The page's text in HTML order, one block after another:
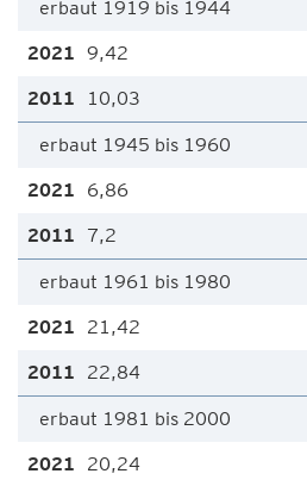
erbaut 1919 bis 1944
9,42
10,03
erbaut 1945 bis 1960
6,86
7,2
erbaut 1961 bis 1980
21,42
22,84
erbaut 1981 bis 2000
20,24